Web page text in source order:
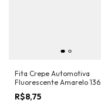
Fita Crepe Automotiva
Fluorescente Amarelo 136
18mmX30mt Nastro
R$8,75